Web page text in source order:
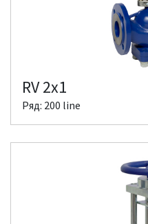
RV 2x1
Ряд: 200 line